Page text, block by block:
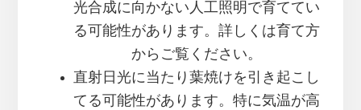
光合成に向かない人工照明で育ててい
る可能性があります。詳しくは育て方
からご覧ください。
直射日光に当たり葉焼けを引き起こし
てる可能性があります。特に気温が高